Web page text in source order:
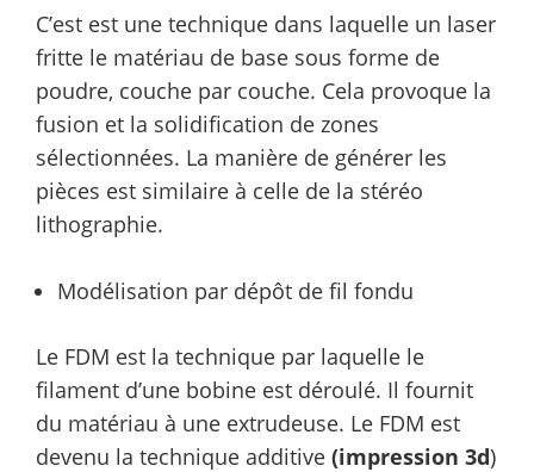
C’est est une technique dans laquelle un laser
fritte le matériau de base sous forme de
poudre, couche par couche. Cela provoque la
fusion et la solidification de zones
sélectionnées. La manière de générer les
pièces est similaire à celle de la stéréo
lithographie.
Modélisation par dépôt de fil fondu
Le FDM est la technique par laquelle le
filament d’une bobine est déroulé. Il fournit
du matériau à une extrudeuse. Le FDM est
devenu la technique additive (impression 3d)